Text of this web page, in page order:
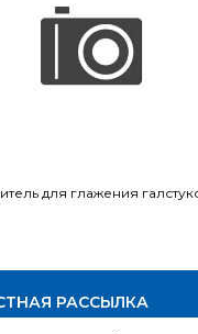
для глажения
РАССЫЛКА